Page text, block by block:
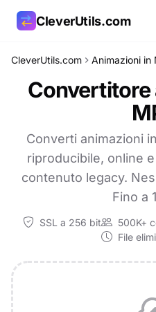
CleverUtils.com
CleverUtils.com Animazioni in
Convertitore
Converti animazioni
riproducibile, online
contenuto legacy.
Fino a
SSL a 256 bit 500K+
File
Copia link